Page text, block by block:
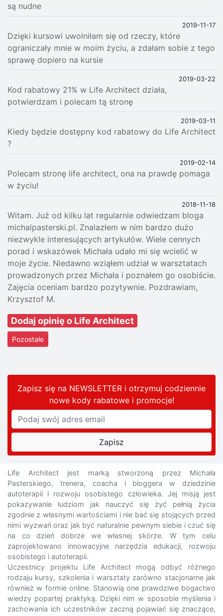
są nudne
2019-11-17
Dzięki kursowi uwolniłam się od rzeczy, które
ograniczały mnie w moim życiu, a zdałam sobie z tego
sprawę dopiero na kursie
2019-03-22
Kod rabatowy 21% w Life Architect działa,
potwierdzam i polecam tą stronę
2019-03-11
Kiedy będzie dostępny kod rabatowy do Life Architect
?
2019-02-14
Polecam stronę life architect, ona na prawdę pomaga
w życiu!
2018-11-18
Witam. Już od kilku lat regularnie odwiedzam bloga
michalpasterski.pl. Znalazłem w nim bardzo dużo
niezwykle interesujących artykułów. Wiele cennych
porad i wskazówek Michała udało mi się wcielić w
moje życie. Niedawno wziąłem udział w warsztatach
prowadzonych przez Michała i poznałem go osobiście.
Zajęcia oceniam bardzo pozytywnie. Pozdrawiam,
Krzysztof M.
Dodaj opinię o Life Architect
Pozostałe
Zapisz się na NEWSLETTER i otrzymuj codziennie
nowe kody rabatowei promocje!
Life Architect jest marką stworzoną przez Michała
Pasterskiego, trenera, coacha i bloggera w dziedzinie
autoterapii i rozwoju osobistego człowieka. Jej misją jest
pokazywanie ludziom jak nauczyć się żyć pełnią życia
zgodnie z własnymi wartościami i nie bać się stojących przed
nimi wyzwań oraz jak być naturalnie pewnym siebie i czuć się
na co dzień dobrze we własnej skórze. W tym celu
zaprojektowano innowacyjne narzędzia edukacji, rozwoju
osobistego i autoterapii.
Uczestnicy projektu Life Architect mogą odbyć różnego
rodzaju kursy, szkolenia i warsztaty zarówno stacjonarne jak
również w formie online. Stanowią one prawdziwe bogactwo
wiedzy popartej praktyką. Dzięki nim w sposobie myślenia i
zachowania ich uczestników zaczną pojawiać się znaczące,